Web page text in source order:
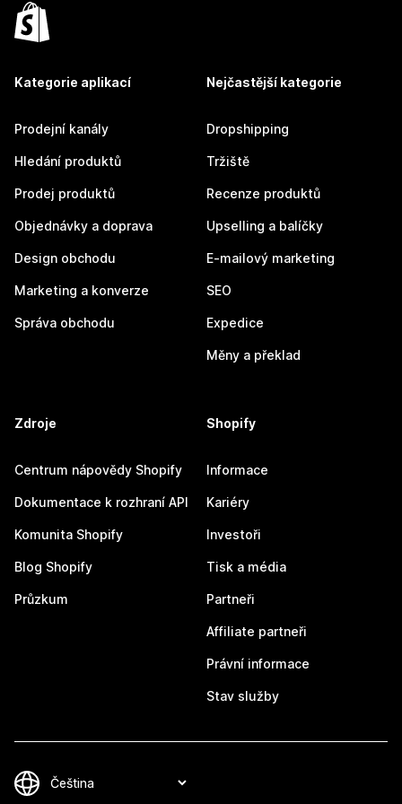
Kategorie aplikací
Prodejní kanály
Hledání produktů
Prodej produktů
Objednávky a doprava
Design obchodu
Marketing a konverze
Správa obchodu
Nejčastější kategorie
Dropshipping
Tržiště
Recenze produktů
Upselling a balíčky
E-mailový marketing
SEO
Expedice
Měny a překlad
Zdroje
Centrum nápovědy Shopify
Dokumentace k rozhraní API
Komunita Shopify
Blog Shopify
Průzkum
Shopify
Informace
Kariéry
Investoři
Tisk a média
Partneři
Affiliate partneři
Právní informace
Stav služby